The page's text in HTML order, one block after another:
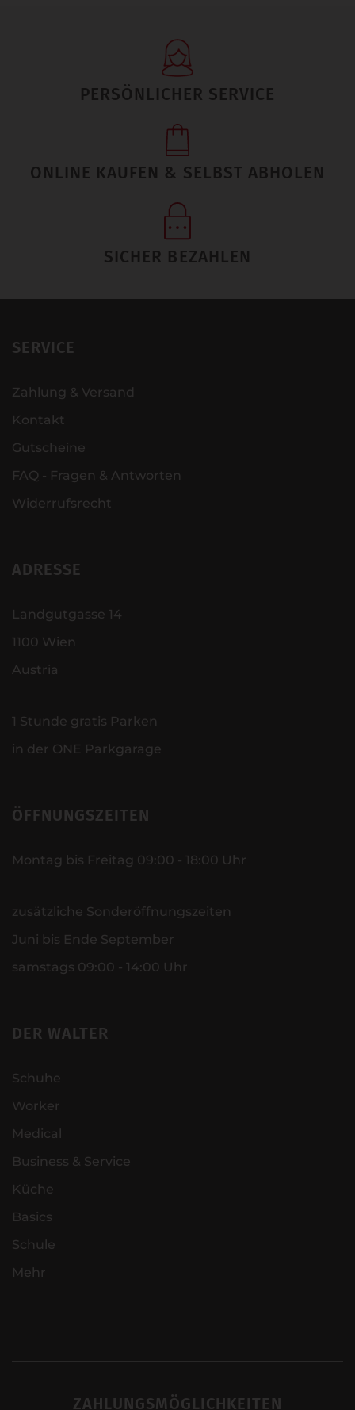
PERSÖNLICHER SERVICE
ONLINE KAUFEN & SELBST ABHOLEN
SICHER BEZAHLEN
SERVICE
Zahlung & Versand
Kontakt
Gutscheine
FAQ - Fragen & Antworten
Widerrufsrecht
ADRESSE
Landgutgasse 14
1100 Wien
Austria
1 Stunde gratis Parken
in der ONE Parkgarage
ÖFFNUNGSZEITEN
Montag bis Freitag 09:00 - 18:00 Uhr
zusätzliche Sonderöffnungszeiten
Juni bis Ende September
samstags 09:00 - 14:00 Uhr
DER WALTER
Schuhe
Worker
Medical
Business & Service
Küche
Basics
Schule
Mehr
ZAHLUNGSMÖGLICHKEITEN